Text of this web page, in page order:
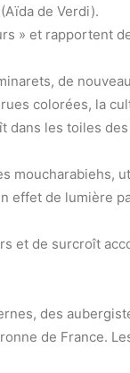
de Verdi).
» et rapportent
de
colorées, la
dans les toiles
moucharabiehs,
effet de lumière
et de surcroît
des
de France.